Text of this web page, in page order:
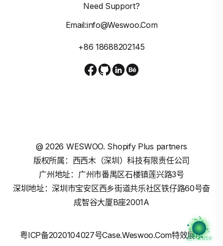
进入Case
Need Support?
Email:info@weswoo.com
+86 18688202145
@2026 WESWOO. Shopify Plus partners
版权所属：西西木（深圳）科技有限责任公司
广州地址：广州市番禺区石楼镇莲兴路3号
深圳地址：深圳市宝安区西乡街道共乐社区铁仔路60号奋
成智谷大厦B座2001A
粤ICP备2020104027号Case.weswoo.com特效展示